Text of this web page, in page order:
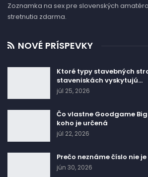
Zoznamka na sex pre slovenských
stretnutia zdarma.
NOVÉ PRÍSPEVKY
Ktoré typy stavebných
staveniskách vyskytujú…
júl 25, 2026
Čo vlastne Goodgame
koho je určená
júl 22, 2026
Prečo neznáme číslo nie
jún 30, 2026